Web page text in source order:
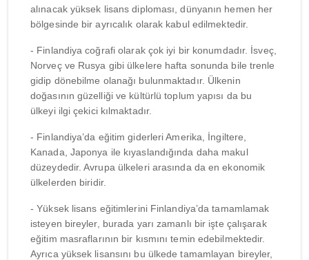
alınacak yüksek lisans diploması, dünyanın hemen her
bölgesinde bir ayrıcalık olarak kabul edilmektedir.
- Finlandiya coğrafi olarak çok iyi bir konumdadır. İsveç,
Norveç ve Rusya gibi ülkelere hafta sonunda bile trenle
gidip dönebilme olanağı bulunmaktadır. Ülkenin
doğasının güzelliği ve kültürlü toplum yapısı da bu
ülkeyi ilgi çekici kılmaktadır.
- Finlandiya’da eğitim giderleri Amerika, İngiltere,
Kanada, Japonya ile kıyaslandığında daha makul
düzeydedir. Avrupa ülkeleri arasında da en ekonomik
ülkelerden biridir.
- Yüksek lisans eğitimlerini Finlandiya’da tamamlamak
isteyen bireyler, burada yarı zamanlı bir işte çalışarak
eğitim masraflarının bir kısmını temin edebilmektedir.
Ayrıca yüksek lisansını bu ülkede tamamlayan bireyler,